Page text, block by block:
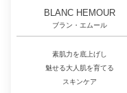
BLANC HEMOUR
ブラン・エムール
素肌力を底上げし
魅せる大人肌を育てる
スキンケア